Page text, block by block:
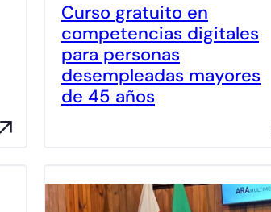
Curso gratuito en
competencias digitales
para personas
desempleadas mayores
de 45 años